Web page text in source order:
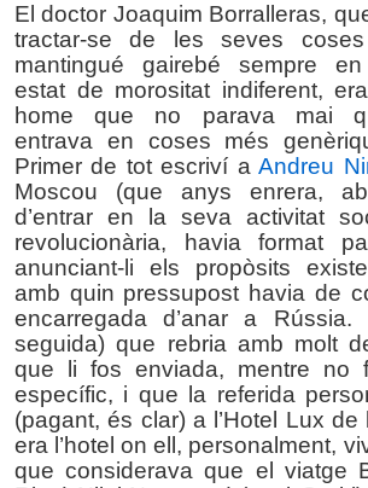
El doctor Joaquim Borralleras,
tractar-se de les seves
mantingué gairebé sempre
estat de morositat indiferent,
home que no parava mai
entrava en coses més
Primer de tot escriví aAndreu
Moscou (que anys enrera,
d’entrar en la seva activitat
revolucionària, havia format
anunciant-li els propòsits
amb quin pressupost havia de
encarregada d’anar a
seguida) que rebria amb molt
que li fos enviada, mentre no
específic, i que la referida
(pagant, és clar) a l’Hotel Lux
era l’hotel on ell, personalment,
que considerava que el viatge